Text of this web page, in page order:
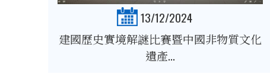
13/12/2024
建國歷史實境解謎比賽暨中國非物質文化
遺產...